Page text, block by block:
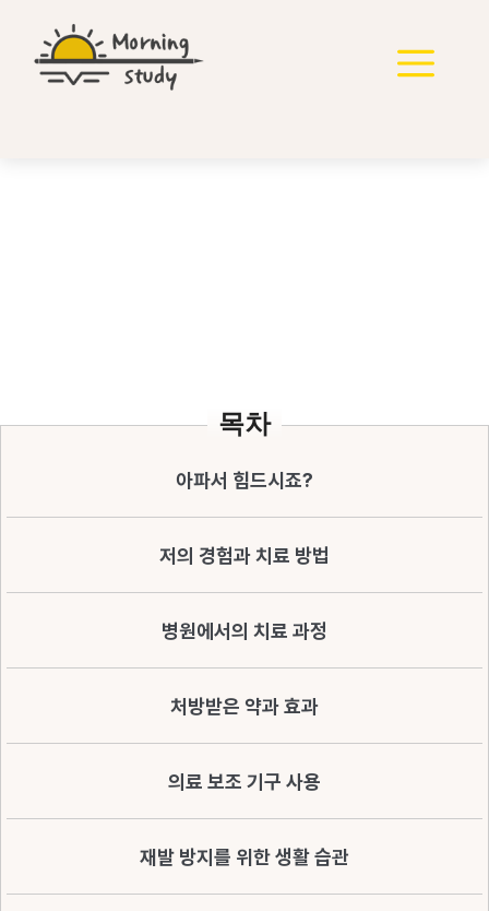
메
목차
아파서 힘드시죠?
저의 경험과 치료 방법
병원에서의 치료 과정
처방받은 약과 효과
의료 보조 기구 사용
재발 방지를 위한 생활 습관